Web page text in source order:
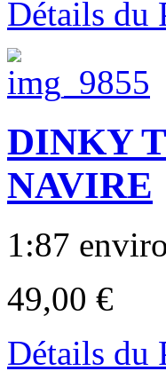
Détails du
DINKY
NAVIRE
1:87
49,00 €
Détails du